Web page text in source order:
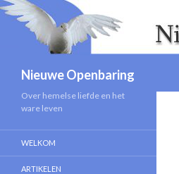
Nieuwe Openbaring
Over hemelse liefde en het
ware leven
WELKOM
ARTIKELEN